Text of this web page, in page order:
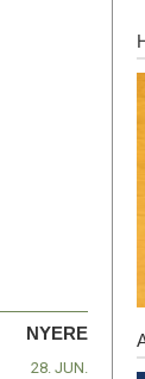
NYERE
28. JUN.